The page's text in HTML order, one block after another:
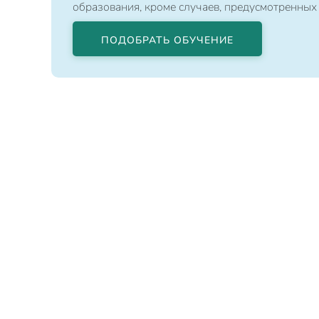
образования, кроме случаев,
ПОДОБРАТЬ ОБУЧЕНИЕ